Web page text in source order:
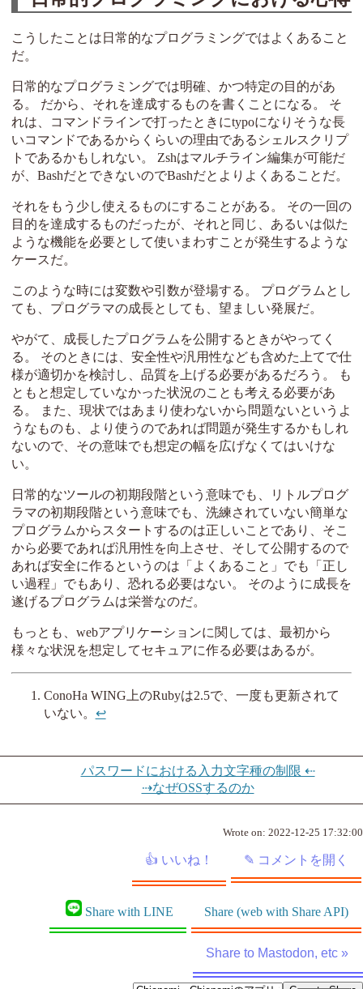
こうしたことは日常的なプログラミングではよくあること
だ。
日常的なプログラミングでは明確、かつ特定の目的があ
る。 だから、それを達成するものを書くことになる。 そ
れは、コマンドラインで打ったときにtypoになりそうな長
いコマンドであるからくらいの理由であるシェルスクリプ
トであるかもしれない。 Zshはマルチライン編集が可能だ
が、BashだとできないのでBashだとよりよくあることだ。
それをもう少し使えるものにすることがある。 その一回の
目的を達成するものだったが、それと同じ、あるいは似た
ような機能を必要として使いまわすことが発生するような
ケースだ。
このような時には変数や引数が登場する。 プログラムとし
ても、プログラマの成長としても、望ましい発展だ。
やがて、成長したプログラムを公開するときがやってく
る。 そのときには、安全性や汎用性なども含めた上てで仕
様が適切かを検討し、品質を上げる必要があるだろう。 も
ともと想定していなかった状況のことも考える必要があ
る。 また、現状ではあまり使わないから問題ないというよ
うなものも、より使うのであれば問題が発生するかもしれ
ないので、その意味でも想定の幅を広げなくてはいけな
い。
日常的なツールの初期段階という意味でも、リトルプログ
ラマの初期段階という意味でも、洗練されていない簡単な
プログラムからスタートするのは正しいことであり、そこ
から必要であれば汎用性を向上させ、そして公開するので
あれば安全に作るというのは「よくあること」でも「正し
い過程」でもあり、恐れる必要はない。 そのように成長を
遂げるプログラムは栄誉なのだ。
もっとも、webアプリケーションに関しては、最初から
様々な状況を想定してセキュアに作る必要はあるが。
ConoHa WING上のRubyは2.5で、一度も更新されて
いない。 ↩︎
パスワードにおける入力文字種の制限 ⇠
⇢なぜOSSするのか
Wrote on: 2022-12-25 17:32:00
Share with LINE Share (web with Share API)
Share to Mastodon, etc »